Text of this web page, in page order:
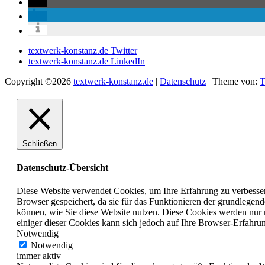
textwerk-konstanz.de Twitter
textwerk-konstanz.de LinkedIn
Copyright ©2026 textwerk-konstanz.de | Datenschutz | Theme von:
Schließen
Datenschutz-Übersicht
Diese Website verwendet Cookies, um Ihre Erfahrung zu
Browser gespeichert, da sie für das Funktionieren der
können, wie Sie diese Website nutzen. Diese Cookies werden
einiger dieser Cookies kann sich jedoch auf Ihre Browser-
Notwendig
Notwendig
immer aktiv